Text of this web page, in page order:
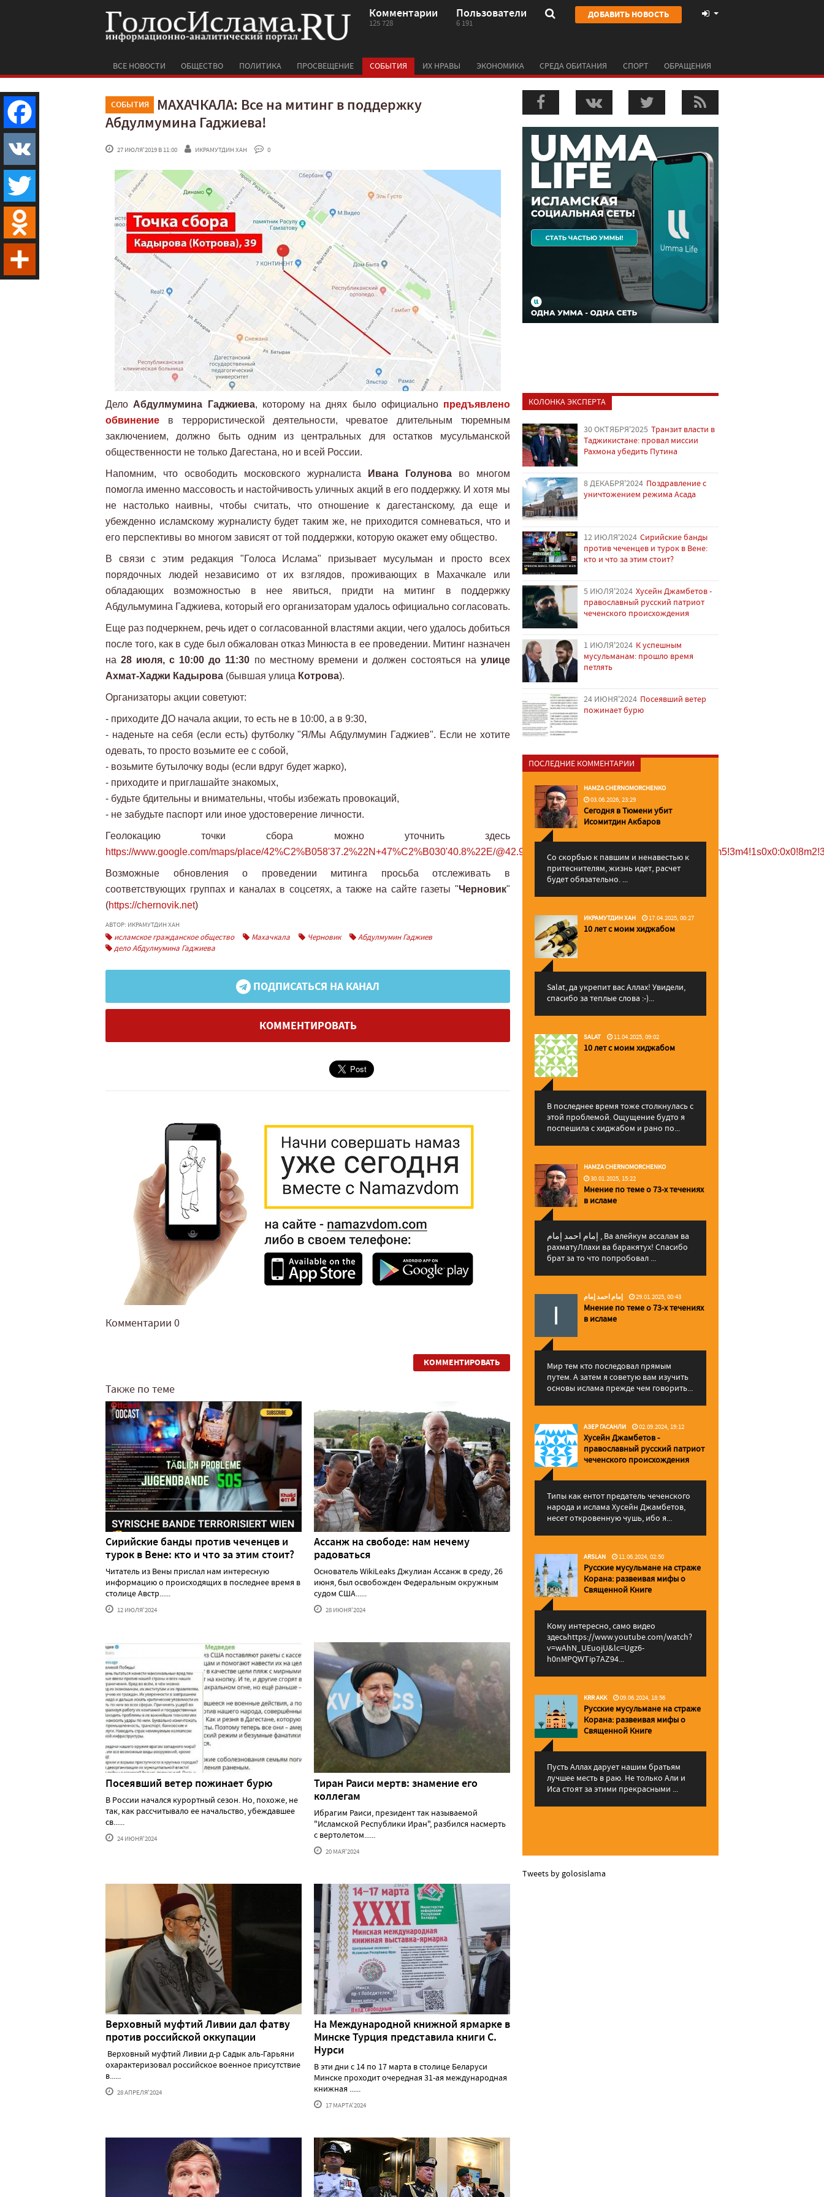
Комментарии
125 728
Пользователи
6 191
ДОБАВИТЬ НОВОСТЬ
ВСЕ НОВОСТИ ОБЩЕСТВО ПОЛИТИКА ПРОСВЕЩЕНИЕ СОБЫТИЯ ИХ НРАВЫ ЭКОНОМИКА СРЕДА ОБИТАНИЯ СПОРТ ОБРАЩЕНИЯ
СОБЫТИЯ
МАХАЧКАЛА: Все на митинг в поддержку
Абдулмумина Гаджиева!
27 ИЮЛЯ'2019 В 11:00 ИКРАМУТДИН ХАН 0
Дело Абдулмумина Гаджиева, которому на днях было официально предъявлено
обвинение в террористической деятельности, чреватое длительным тюремным
заключением, должно быть одним из центральных для остатков мусульманской
общественности не только Дагестана, но и всей России.
Напомним, что освободить московского журналиста Ивана Голунова во многом
помогла именно массовость и настойчивость уличных акций в его поддержку. И хотя мы
не настолько наивны, чтобы считать, что отношение к дагестанскому, да еще и
убежденно исламскому журналисту будет таким же, не приходится сомневаться, что и
его перспективы во многом зависят от той поддержки, которую окажет ему общество.
В связи с этим редакция "Голоса Ислама" призывает мусульман и просто всех
порядочных людей независимо от их взглядов, проживающих в Махачкале или
обладающих возможностью в нее явиться, придти на митинг в поддержку
Абдульмумина Гаджиева, который его организаторам удалось официально согласовать.
Еще раз подчеркнем, речь идет о согласованной властями акции, чего удалось добиться
после того, как в суде был обжалован отказ Минюста в ее проведении. Митинг назначен
на28 июля, с 10:00 до 11:30 по местному времени и должен состояться наулице
Ахмат-Хаджи Кадырова (бывшая улица Котрова).
Организаторы акции советуют:
- приходите ДО начала акции, то есть не в 10:00, а в 9:30,
- наденьте на себя (если есть) футболку "Я/Мы Абдулмумин Гаджиев". Если не хотите
одевать, то просто возьмите ее с собой,
- возьмите бутылочку воды (если вдруг будет жарко),
- приходите и приглашайте знакомых,
- будьте бдительны и внимательны, чтобы избежать провокаций,
- не забудьте паспорт или иное удостоверение личности.
Геолокацию точки сбора можно уточнить здесь
https://www.google.com/maps/place/42%C2%B058'37.2%22N+47%C2%B030'40.8%22E/@42.9768445,47.5115286,240m/
Возможные обновления о проведении митинга просьба отслеживать в
соответствующих группах и каналах в соцсетях, а также на сайте газеты "Черновик"
(https://chernovik.net)
АВТОР: ИКРАМУТДИН ХАН
исламское гражданское общество Махачкала Черновик
Абдулмумин Гаджиев
дело Абдулмумина Гаджиева
ПОДПИСАТЬСЯ НА КАНАЛ
КОММЕНТИРОВАТЬ
Комментарии 0
КОММЕНТИРОВАТЬ
Также по теме
Сирийские банды против чеченцев и
турок в Вене: кто и что за этим стоит?
Читатель из Вены прислал нам интересную
информацию о происходящих в последнее время в
столице Австр......
12 ИЮЛЯ'2024
Ассанж на свободе: нам нечему
радоваться
Основатель WikiLeaks Джулиан Ассанж в среду, 26
июня, был освобожден Федеральным окружным
судом США......
28 ИЮНЯ'2024
Посеявший ветер пожинает бурю
В России начался курортный сезон. Но, похоже, не
так, как рассчитывало ее начальство, убеждавшее
св......
24 ИЮНЯ'2024
Тиран Раиси мертв: знамение его
коллегам
Ибрагим Раиси, президент так называемой
"Исламской Республики Иран", разбился насмерть
с вертолетом......
20 МАЯ'2024
Верховный муфтий Ливии дал фатву
против российской оккупации
Верховный муфтий Ливии д-р Садык аль-Гарьяни
охарактеризовал российское военное присутствие
в......
28 АПРЕЛЯ'2024
На Международной книжной ярмарке в
Минске Турция представила книги С.
Нурси
В эти дни с 14 по 17 марта в столице Беларуси
Минске проходит очередная 31-ая международная
книжная ......
17 МАРТА'2024
КОЛОНКА ЭКСПЕРТА
30 ОКТЯБРЯ'2025 Транзит власти в
Таджикистане: провал миссии
Рахмона убедить Путина
8 ДЕКАБРЯ'2024 Поздравление с
уничтожением режима Асада
12 ИЮЛЯ'2024 Сирийские банды
против чеченцев и турок в Вене:
кто и что за этим стоит?
5 ИЮЛЯ'2024 Хусейн Джамбетов -
православный русский патриот
чеченского происхождения
1 ИЮЛЯ'2024 К успешным
мусульманам: прошло время
петлять
24 ИЮНЯ'2024 Посеявший ветер
пожинает бурю
ПОСЛЕДНИЕ КОММЕНТАРИИ
HAMZA CHERNOMORCHENKO
03.06.2026, 23:29
Сегодня в Тюмени убит
Исомитдин Акбаров
Со скорбью к павшим и ненавестью к
притеснителям, жизнь идет, расчет
будет обязательно. ...
ИКРАМУТДИН ХАН 17.04.2025, 00:27
10 лет с моим хиджабом
Salat, да укрепит вас Аллаx! Увидели,
спасибо за теплые слова :-)...
SALAT 11.04.2025, 09:02
10 лет с моим хиджабом
В последнее время тоже столкнулась с
этой проблемой. Ощущение будто я
поспешила с хиджабом и рано по...
HAMZA CHERNOMORCHENKO
30.01.2025, 15:22
Мнение по теме о 73-х течениях
в исламе
إمام احمد إمام , Ва алейкум ассалам ва
рахматуЛлахи ва баракятух! Спасибо
брат за то что попробовал ...
إمام احمد إمام 29.01.2025, 00:43
Мнение по теме о 73-х течениях
в исламе
Мир тем кто последовал прямым
путем. А затем я советую вам изучить
основы ислама прежде чем говорить...
АЗЕР ГАСАНЛИ 02.09.2024, 19:12
Хусейн Джамбетов -
православный русский патриот
чеченского происхождения
Типы как ентот предатель чеченского
народа и ислама Хусейн Джамбетов,
несет откровенную чушь, ибо я...
ARSLAN 11.06.2024, 02:50
Русские мусульмане на страже
Корана: pазвеивая мифы о
Священной Книге
Кому интересно, само видео
здесьhttps://www.youtube.com/watch?
v=wAhN_UEuojU&lc=Ugz6-
h0nMPQWTip7AZ94...
KRR AKK 09.06.2024, 18:56
Русские мусульмане на страже
Корана: pазвеивая мифы о
Священной Книге
Пусть Аллах дарует нашим братьям
лучшее месть в раю. Не только Али и
Иса стоят за этими прекрасными ...
Tweets by golosislama
Facebook
VK
Twitter
Odnoklassniki